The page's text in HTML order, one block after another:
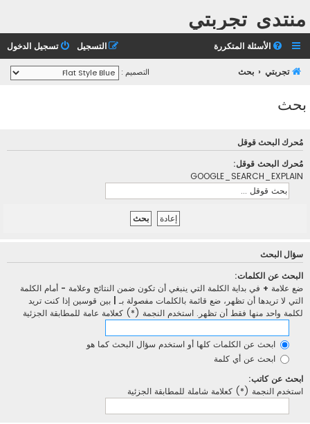
منتدى تجربتي
الأسئلة المتكررة تسجيل الدخول التسجيل
تجربتي بحث التصميم :
بحث
مُحرك البحث قوقل
مُحرك البحث قوقل:
GOOGLE_SEARCH_EXPLAIN
سؤال البحث
البحث عن الكلمات:
ضع علامة + في بداية الكلمة التي ينبغي أن تكون ضمن النتائج وعلامة - أمام الكلمة
التي لا تريدها أن تظهر، ضع قائمة بالكلمات مفصولة بـ
بين قوسين إذا كنت تريد
لكلمة واحد منها فقط أن تظهر. استخدم النجمة (*) كعلامة عامة للمطابقة الجزئية
ابحث عن الكلمات كلها أو استخدم سؤال البحث كما هو
ابحث عن أي كلمة
ابحث عن كاتب:
استخدم النجمة (*) كعلامة شاملة للمطابقة الجزئية